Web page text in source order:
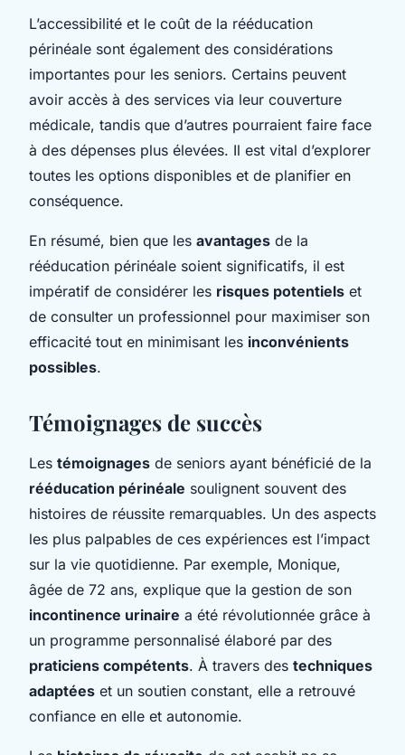
L’accessibilité et le coût de la rééducation
périnéale sont également des considérations
importantes pour les seniors. Certains peuvent
avoir accès à des services via leur couverture
médicale, tandis que d’autres pourraient faire face
à des dépenses plus élevées. Il est vital d’explorer
toutes les options disponibles et de planifier en
conséquence.
En résumé, bien que les avantages de la
rééducation périnéale soient significatifs, il est
impératif de considérer les risques potentiels et
de consulter un professionnel pour maximiser son
efficacité tout en minimisant les inconvénients
possibles.
Témoignages de succès
Les témoignages de seniors ayant bénéficié de la
rééducation périnéale soulignent souvent des
histoires de réussite remarquables. Un des aspects
les plus palpables de ces expériences est l’impact
sur la vie quotidienne. Par exemple, Monique,
âgée de 72 ans, explique que la gestion de son
incontinence urinaire a été révolutionnée grâce à
un programme personnalisé élaboré par des
praticiens compétents. À travers des techniques
adaptées et un soutien constant, elle a retrouvé
confiance en elle et autonomie.